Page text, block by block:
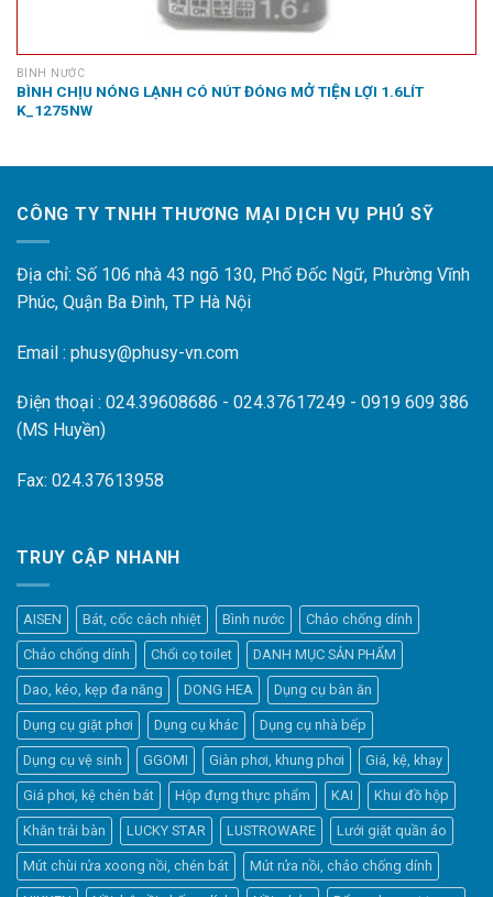
BÌNH NƯỚC
BÌNH CHỊU NÓNG LẠNH CÓ NÚT ĐÓNG MỞ TIỆN LỢI 1.6LÍT
K_1275NW
CÔNG TY TNHH THƯƠNG MẠI DỊCH VỤ PHÚ SỸ
Địa chỉ: Số 106 nhà 43 ngõ 130, Phố Đốc Ngữ, Phường Vĩnh
Phúc, Quận Ba Đình, TP Hà Nội
Email : phusy@phusy-vn.com
Điện thoại : 024.39608686 - 024.37617249 - 0919 609 386
(MS Huyền)
Fax: 024.37613958
TRUY CẬP NHANH
AISEN Bát, cốc cách nhiệt Bình nước Chảo chống dính
Chảo chống dính Chổi cọ toilet DANH MỤC SẢN PHẨM
Dao, kéo, kẹp đa năng DONG HEA Dụng cụ bàn ăn
Dụng cụ giặt phơi Dụng cụ khác Dụng cụ nhà bếp
Dụng cụ vệ sinh GGOMI Giàn phơi, khung phơi Giá, kệ, khay
Giá phơi, kệ chén bát Hộp đựng thực phẩm KAI Khui đồ hộp
Khăn trải bàn LUCKY STAR LUSTROWARE Lưới giặt quần áo
Mút chùi rửa xoong nồi, chén bát Mút rửa nồi, chảo chống dính
Elfsight
Typically replies within a day